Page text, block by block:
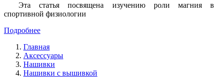
Эта статья посвящена изучению роли магния в
спортивной физиологии
Подробнее
Главная
Аксессуары
Нашивки
Нашивки с вышивкой